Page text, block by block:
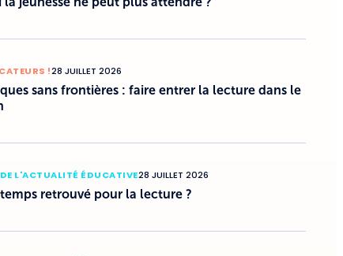
!28 JUILLET 2026
sans frontières : faire entrer la lecture dans le
L'ACTUALITÉ ÉDUCATIVE28 JUILLET 2026
temps retrouvé pour la lecture ?